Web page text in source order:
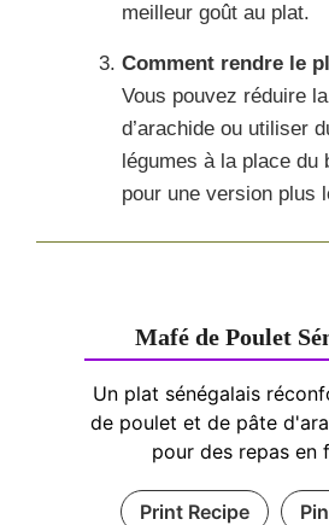
meilleur goût au plat.
Comment rendre le
Vous pouvez réduire
d’arachide ou utiliser
légumes à la place du
pour une version plus
Mafé de Poulet
Un plat sénégalais
de poulet et de pâte
pour des repas en
Print Recipe